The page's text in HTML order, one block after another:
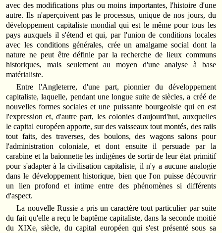
avec des modifications plus ou moins importantes, l'histoire d'une
autre. Ils n'aperçoivent pas le processus, unique de nos jours, du
développement capitaliste mondial qui est le même pour tous les
pays auxquels il s'étend et qui, par l'union de conditions locales
avec les conditions générales, crée un amalgame social dont la
nature ne peut être définie par la recherche de lieux communs
historiques, mais seulement au moyen d'une analyse à base
matérialiste.
Entre l'Angleterre, d'une part, pionnier du développement
capitaliste, laquelle, pendant une longue suite de siècles, a créé de
nouvelles formes sociales et une puissante bourgeoisie qui en est
l'expression et, d'autre part, les colonies d'aujourd'hui, auxquelles
le capital européen apporte, sur des vaisseaux tout montés, des rails
tout faits, des traverses, des boulons, des wagons salons pour
l'administration coloniale, et dont ensuite il persuade par la
carabine et la baïonnette les indigènes de sortir de leur état primitif
pour s'adapter à la civilisation capitaliste, il n'y a aucune analogie
dans le développement historique, bien que l'on puisse découvrir
un lien profond et intime entre des phénomènes si différents
d'aspect.
La nouvelle Russie a pris un caractère tout particulier par suite
du fait qu'elle a reçu le baptême capitaliste, dans la seconde moitié
du XIXe, siècle, du capital européen qui s'est présenté sous sa